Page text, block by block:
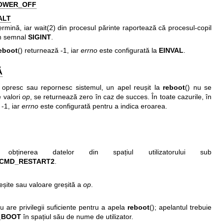
iar wait(2) din procesul părinte raportează că procesul-copil
semnalSIGINT
() returnează -1, iar errnoeste configurată la EINVAL.
opresc sau repornesc sistemul, un apel reușit la reboot() nu se
valori op, se returnează zero în caz de succes. În toate cazurile, în
-1, iar errnoeste configurată pentru a indica eroarea.
obținerea datelor din spațiul utilizatorului sub
.
sau valoare greșită aop
are privilegii suficiente pentru a apela reboot(); apelantul trebuie
în spațiul său de nume de utilizator.